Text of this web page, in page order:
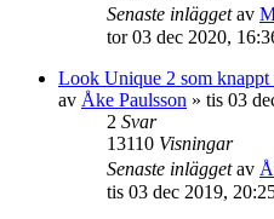
Senaste inläggetav
tor 03 dec 2020,
Look Unique 2 som knappt
av Åke Paulsson » tis 03
2 Svar
13110 Visningar
Senaste inläggetav
tis 03 dec 2019,